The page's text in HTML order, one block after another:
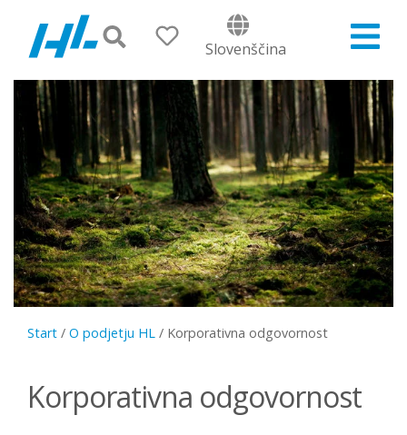
Slovenščina
Start / O podjetju HL / Korporativna odgovornost
Korporativna odgovornost